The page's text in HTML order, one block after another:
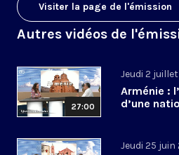
Visiter la page de l'émission
Autres vidéos de
27:00
Jeudi 2
Arménie :
d’une
Jeudi 25 juin